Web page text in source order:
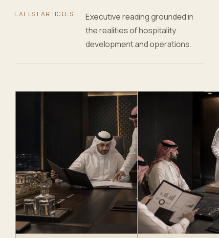
LATEST ARTICLES
Executive reading grounded in
the realities of hospitality
development and operations.